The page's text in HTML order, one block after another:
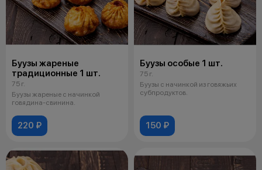
Буузы жареные
традиционные 1 шт.
75 г.
Буузы жареные с начинкой
говядина-свинина.
220 ₽
Буузы особые 1 шт.
75 г.
Буузы с начинкой из говяжьих
субпродуктов.
150 ₽